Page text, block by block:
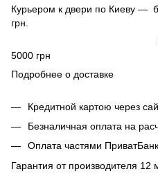
Курьером к двери по Киеву —
грн.
100 грн при
5000 грн
Подробнее о доставке
Кредитной картою через
Безналичная оплата на
Оплата частями
Гарантия от производителя 12